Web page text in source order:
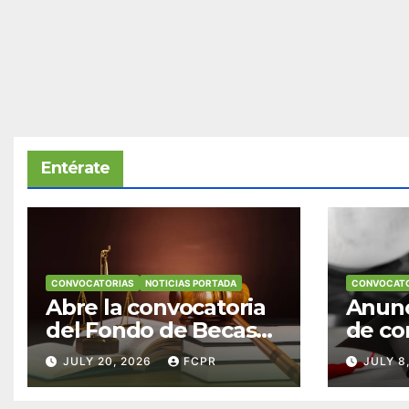
Entérate
CONVOCATORIAS NOTICIAS PORTADA
Abre la convocatoria
del Fondo de Becas
McConnell
Valdés/Antonio
JULY 20, 2026 FCPR
de
JULY